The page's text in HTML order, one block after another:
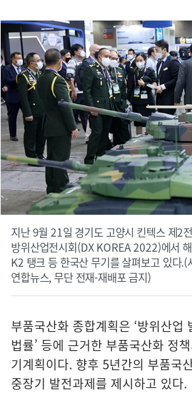
지난 9월 21일 경기도 고양시 킨텍스 제2
방위산업전시회(DX KOREA 2022)에서
K2 탱크 등 한국산 무기를 살펴보고 있다
연합뉴스, 무단 전재-재배포 금지)
부품국산화 종합계획은 ‘방위산업
법률’ 등에 근거한 부품국산화 정
기계획이다. 향후 5년간의 부품국
중장기 발전과제를 제시하고 있다.